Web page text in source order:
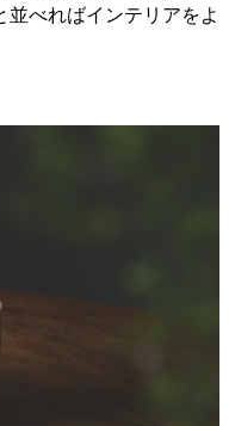
並べればインテリアをよ